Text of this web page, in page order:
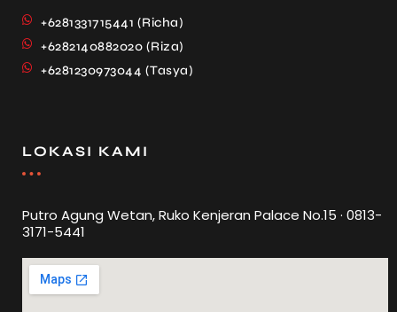
+6281331715441 (Richa)
+6282140882020 (Riza)
+6281230973044 (Tasya)
LOKASI KAMI
Putro Agung Wetan, Ruko Kenjeran Palace No.15 · 0813-
3171-5441